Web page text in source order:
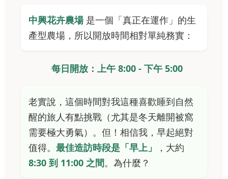
中興花卉農場是一個「真正在運作」的生
產型農場，所以開放時間相對單純務實：
每日開放：上午 8:00 - 下午 5:00
老實說，這個時間對我這種喜歡睡到自然
醒的旅人有點挑戰（尤其是冬天離開被窩
需要極大勇氣）。但！相信我，早起絕對
值得。 最佳造訪時段是「早上」
，大約
8:30 到 11:00 之間。為什麼？